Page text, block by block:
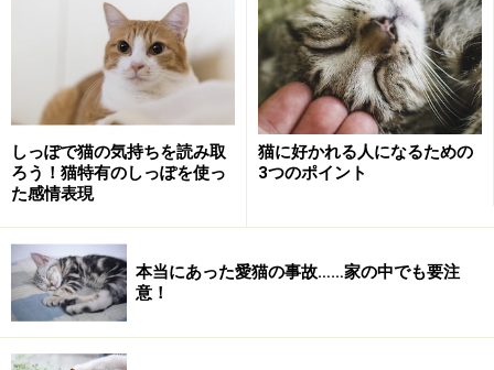
しっぽで猫の気持ちを読み取
ろう！猫特有のしっぽを使っ
た感情表現
猫に好かれる人になるための
3つのポイント
本当にあった愛猫の事故……家の中でも要注
意！